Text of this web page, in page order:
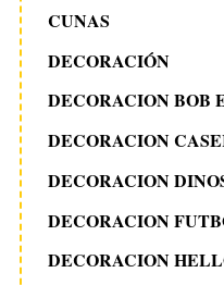
CUNAS
DECORACIÓN
DECORACION BOB
DECORACION
DECORACION
DECORACION
DECORACION